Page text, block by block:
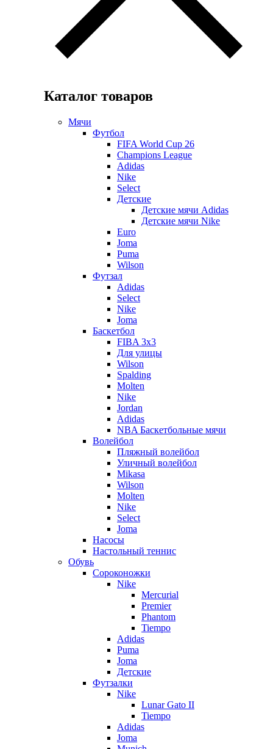
Каталог товаров
Мячи
Футбол
FIFA World Cup 26
Champions League
Adidas
Nike
Select
Детские
Детские мячи Adidas
Детские мячи Nike
Euro
Joma
Puma
Wilson
Футзал
Adidas
Select
Nike
Joma
Баскетбол
FIBA 3x3
Для улицы
Wilson
Spalding
Molten
Nike
Jordan
Adidas
NBA Баскетбольные мячи
Волейбол
Пляжный волейбол
Уличный волейбол
Mikasa
Wilson
Molten
Nike
Select
Joma
Насосы
Настольный теннис
Обувь
Сороконожки
Nike
Mercurial
Premier
Phantom
Tiempo
Adidas
Puma
Joma
Детские
Футзалки
Nike
Lunar Gato II
Tiempo
Adidas
Joma